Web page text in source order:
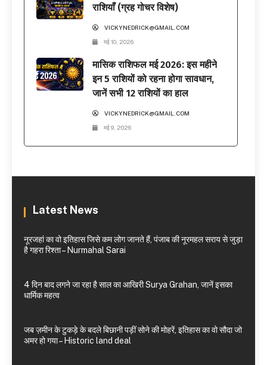
राशियाँ (ग्रह गोचर विशेष)
VICKYNEDRICK@GMAIL.COM
मई 10, 2026
मासिक राशिफल मई 2026: इस महीने
इन 5 राशियों को रहना होगा सावधान,
जानें सभी 12 राशियों का हाल
VICKYNEDRICK@GMAIL.COM
मई 9, 2026
Latest News
नूरजहां का वो इतिहास जिसे कम लोग जानते हैं, पंजाब की नूरमहल सराय से जुड़ा
है गहरा रिश्ता – Nurmahal Sarai
4 दिन बाद लगने जा रहा है साल का आखिरी Surya Grahan, जानें इसका
धार्मिक महत्व
जब ज़मीन के टुकड़े के बदले बिछानी पड़ीं सोने की मोहरें, इतिहास का वो सौदा जो
अमर हो गया – Historic land deal